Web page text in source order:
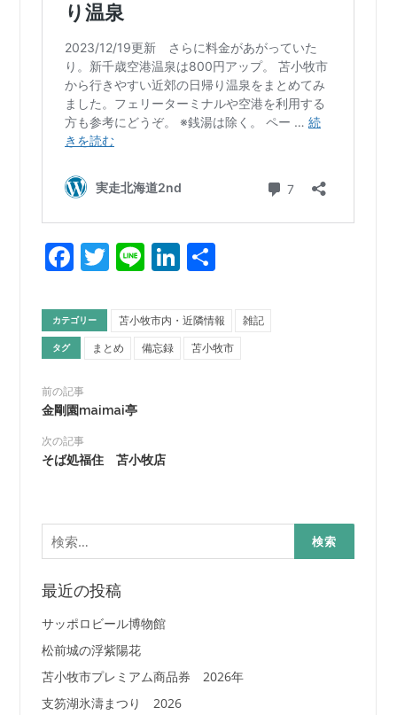
Facebook
Twitter
LineLinkedIn
共
カテゴリー 苫小牧市内・近隣情報 雑記
タグ まとめ 備忘録 苫小牧市
前の記事
金剛園maimai亭
次の記事
そば処福住 苫小牧店
検
索:
最近の投稿
サッポロビール博物館
松前城の浮紫陽花
苫小牧市プレミアム商品券 2026年
支笏湖氷濤まつり 2026